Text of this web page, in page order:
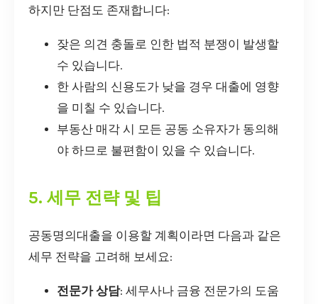
하지만 단점도 존재합니다:
잦은 의견 충돌로 인한 법적 분쟁이 발생할
수 있습니다.
한 사람의 신용도가 낮을 경우 대출에 영향
을 미칠 수 있습니다.
부동산 매각 시 모든 공동 소유자가 동의해
야 하므로 불편함이 있을 수 있습니다.
5. 세무 전략 및 팁
공동명의대출을 이용할 계획이라면 다음과 같은
세무 전략을 고려해 보세요:
전문가 상담: 세무사나 금융 전문가의 도움